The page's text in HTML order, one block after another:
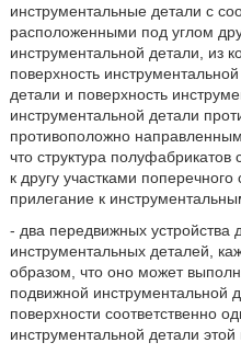
инструментальные детали с
расположенными под углом
инструментальной детали, из
поверхность
детали и поверхность
инструментальной детали
противоположно
что структура
к другу участками
прилегание к
- два передвижных
инструментальных деталей,
образом, что оно может
подвижной инструментальной
поверхности соответственно
инструментальной детали